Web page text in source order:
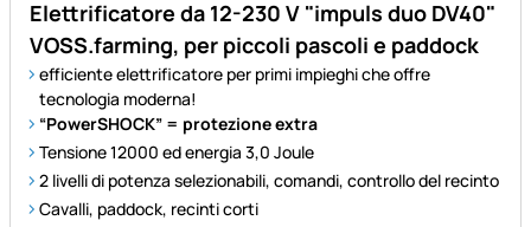
Elettrificatore da 12-230 V "impuls duo DV40"
VOSS.farming, per piccoli pascoli e paddock
efficiente elettrificatore per primi impieghi che offre
tecnologia moderna!
“PowerSHOCK” = protezione extra
Tensione 12000 ed energia 3,0 Joule
2 livelli di potenza selezionabili, comandi, controllo del recinto
Cavalli, paddock, recinti corti